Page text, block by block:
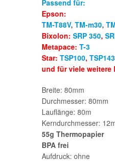
Passend für:
Epson:
TM-T88V,TM-m30,
Bixolon:SRP 350,
Metapace:T-3
Star:TSP100,TSP143
und für viele weitere
Breite: 80mm
Durchmesser: 80mm
Lauflänge: 80m
Kerndurchmesser:
55g Thermopapier
BPA frei
Aufdruck: ohne